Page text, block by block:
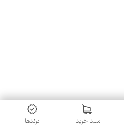
سبد خرید برندها